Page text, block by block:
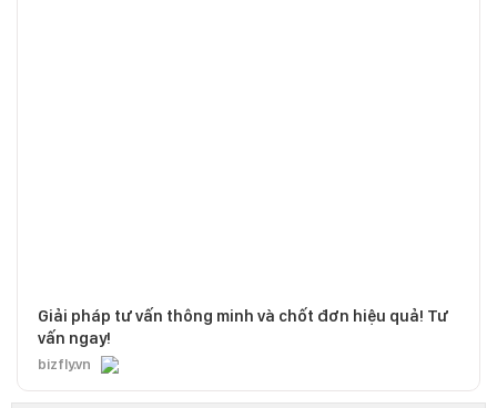
Giải pháp tư vấn thông minh và chốt đơn hiệu quả! Tư
vấn ngay!
bizfly.vn